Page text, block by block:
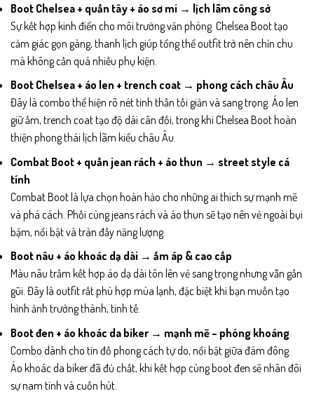
Boot Chelsea + quần tây + áo sơ mi → lịch lãm công sở
Sự kết hợp kinh điển cho môi trường văn phòng. Chelsea Boot tạo
cảm giác gọn gàng, thanh lịch giúp tổng thể outfit trở nên chỉn chu
mà không cần quá nhiều phụ kiện.
Boot Chelsea + áo len + trench coat → phong cách châu Âu
Đây là combo thể hiện rõ nét tinh thần tối giản và sang trọng. Áo len
giữ ấm, trench coat tạo độ dài cân đối, trong khi Chelsea Boot hoàn
thiện phong thái lịch lãm kiểu châu Âu.
Combat Boot + quần jean rách + áo thun → street style cá
tính
Combat Boot là lựa chọn hoàn hảo cho những ai thích sự mạnh mẽ
và phá cách. Phối cùng jeans rách và áo thun sẽ tạo nên vẻ ngoài bụi
bặm, nổi bật và tràn đầy năng lượng.
Boot nâu + áo khoác dạ dài → ấm áp & cao cấp
Màu nâu trầm kết hợp áo dạ dài tôn lên vẻ sang trọng nhưng vẫn gần
gũi. Đây là outfit rất phù hợp mùa lạnh, đặc biệt khi bạn muốn tạo
hình ảnh trưởng thành, tinh tế.
Boot đen + áo khoác da biker → mạnh mẽ – phóng khoáng
Combo dành cho tín đồ phong cách tự do, nổi bật giữa đám đông.
Áo khoác da biker đã đủ chất, khi kết hợp cùng boot đen sẽ nhân đôi
sự nam tính và cuốn hút.